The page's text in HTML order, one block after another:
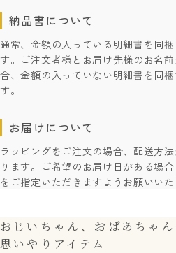
納品書について
通常、金額の入っている明細書を同
す。ご注文者様とお届け先様のお名
合、金額の入っていない明細書を同
す。
お届けについて
ラッピングをご注文の場合、配送方
ります。ご希望のお届け日がある場
をご指定いただきますようお願いいた
おじいちゃん、おばあちゃん
思いやりアイテム